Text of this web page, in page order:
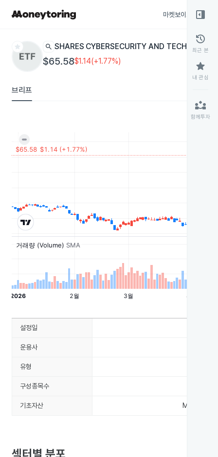
마켓보이스
star search ISHARES CYBERSECURITY AND TECH IHAK ETF
$65.58$1.14(+1.77%)
브리프
right_panel_open
history
최근 본
star
내 관심
partner_exchange
함께투자